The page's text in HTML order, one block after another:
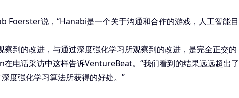
Foerster说，“Hanabi是一个关于沟通和合作的游戏，人工智能
到的改进，与通过深度强化学习所观察到的改进，是完全正交
电话采访中这样告诉VentureBeat。“我们看到的结果远远超出
度强化学习算法所获得的好处。”